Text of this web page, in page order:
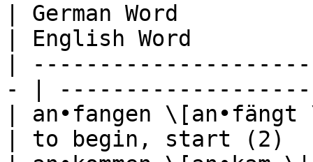
| German Word
| English Word
|
- |
| an•fangen
| to begin, start